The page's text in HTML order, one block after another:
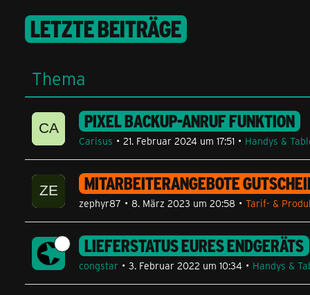
LETZTE BEITRÄGE
Thema
PIXEL BACKUP-ANRUF FUNKTION
Carisus 21. Februar 2024 um 17:51 Handys &
MITARBEITERANGEBOTE
zephyr87 8. März 2023 um 20:58 Tarif- &
LIEFERSTATUS EURES ENDGERÄTS
congstar 3. Februar 2022 um 10:34 Handys &